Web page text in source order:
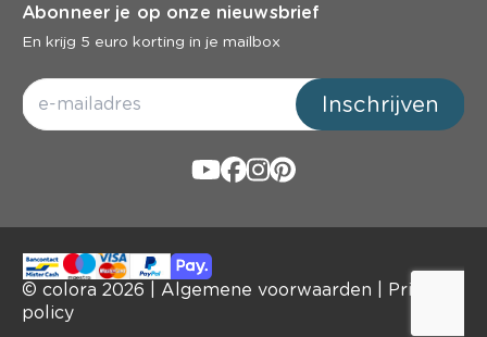
Abonneer je op onze nieuwsbrief
En krijg 5 euro korting in je mailbox
Inschrijven
© colora 2026 Algemene voorwaarden
Privacy
policy